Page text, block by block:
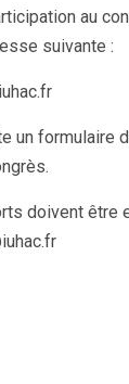
au
suivante :
un formulaire
doivent être